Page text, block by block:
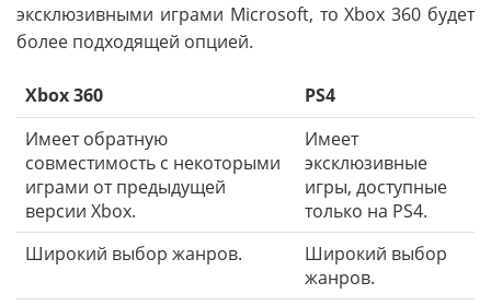
эксклюзивными играми Microsoft, то Xbox 360 будет
более подходящей опцией.
Xbox 360
PS4
Имеет обратную
совместимость с некоторыми
играми от предыдущей
версии Xbox.
Имеет
эксклюзивные
игры, доступные
только на PS4.
Широкий выбор жанров.
Широкий выбор
жанров.